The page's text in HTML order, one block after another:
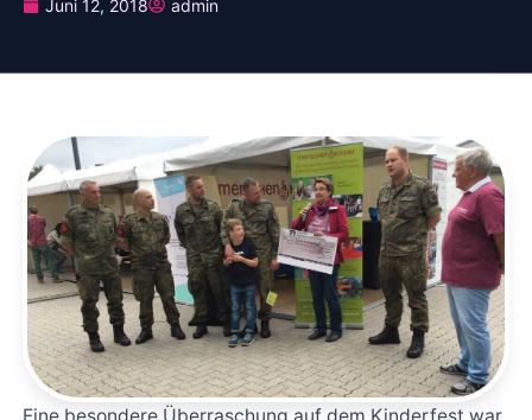
Juni 12, 2018 admin